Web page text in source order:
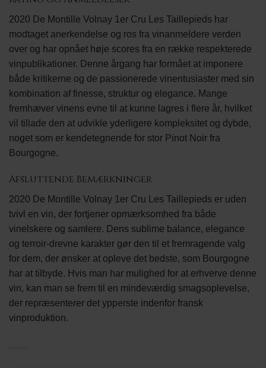
2020 De Montille Volnay 1er Cru Les Taillepieds har
modtaget anerkendelse og ros fra vinanmeldere verden
over og har opnået høje scores fra en række respekterede
vinpublikationer. Denne årgang har formået at imponere
både kritikerne og de passionerede vinentusiaster med sin
kombination af finesse, struktur og elegance. Mange
fremhæver vinens evne til at kunne lagres i flere år, hvilket
vil tillade den at udvikle yderligere kompleksitet og dybde,
noget som er kendetegnende for stor Pinot Noir fra
Bourgogne.
Afsluttende Bemærkninger
2020 De Montille Volnay 1er Cru Les Taillepieds er uden
tvivl en vin, der fortjener opmærksomhed fra både
vinelskere og samlere. Dens sublime balance, elegance
og terroir-drevne karakter gør den til et fremragende valg
for dem, der ønsker at opleve det bedste, som Bourgogne
har at tilbyde. Hvis man har mulighed for at erhverve denne
vin, kan man se frem til en mindeværdig smagsoplevelse,
der repræsenterer det ypperste indenfor fransk
vinproduktion.